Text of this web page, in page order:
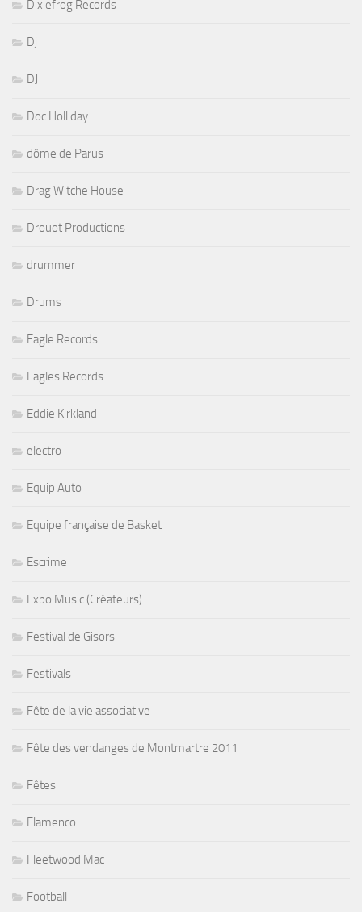
Dixiefrog Records
Dj
DJ
Doc Holliday
dôme de Parus
Drag Witche House
Drouot Productions
drummer
Drums
Eagle Records
Eagles Records
Eddie Kirkland
electro
Equip Auto
Equipe française de Basket
Escrime
Expo Music (Créateurs)
Festival de Gisors
Festivals
Fête de la vie associative
Fête des vendanges de Montmartre 2011
Fêtes
Flamenco
Fleetwood Mac
Football